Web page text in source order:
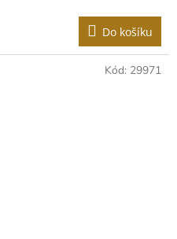
Do košíku
Kód: 29971